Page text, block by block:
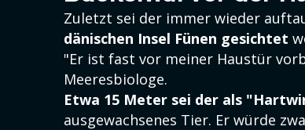
Zuletzt sei der immer wieder
dänischen Insel Fünen gesichtet
"Er ist fast vor meiner Haustür
Meeresbiologe.
Etwa 15 Meter sei der als
ausgewachsenes Tier. Er würde